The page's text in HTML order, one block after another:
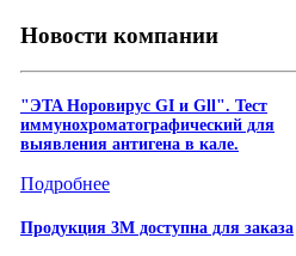
Новости компании
"ЭTA Hopoвиpyc GI и Gll". Тест
иммунохроматографический для
выявления антигена в кале.
Подробнее
Продукция 3М доступна для заказа